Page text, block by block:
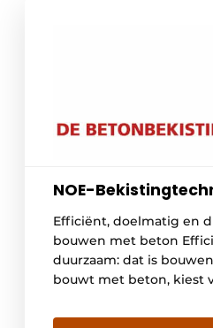
NOE-
Efficiënt, doelmatig en
bouwen met beton
duurzaam: dat is
bouwt met beton, kiest
het resultaat zijn van